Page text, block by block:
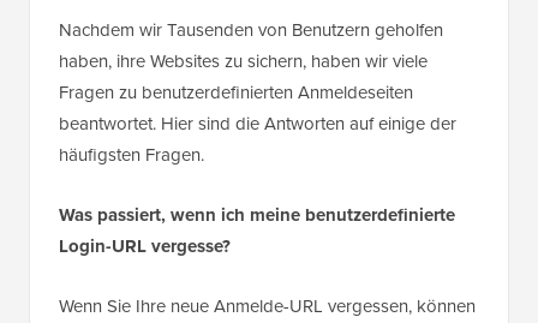
Nachdem wir Tausenden von Benutzern geholfen
haben, ihre Websites zu sichern, haben wir viele
Fragen zu benutzerdefinierten Anmeldeseiten
beantwortet. Hier sind die Antworten auf einige der
häufigsten Fragen.
Was passiert, wenn ich meine benutzerdefinierte
Login-URL vergesse?
Wenn Sie Ihre neue Anmelde-URL vergessen, können